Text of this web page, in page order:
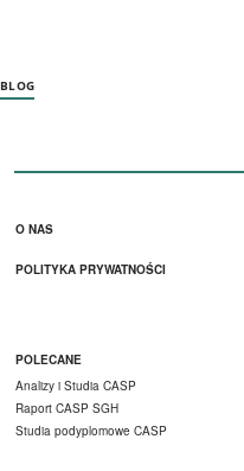
BLOG
Stopka menu 1
O NAS
POLITYKA PRYWATNOŚCI
Stopka menu 2
POLECANE
Analizy i Studia CASP
Raport CASP SGH
Studia podyplomowe CASP